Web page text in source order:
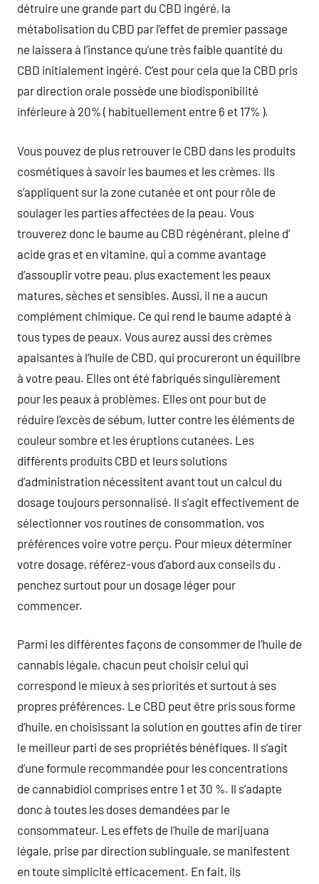
détruire une grande part du CBD ingéré, la
métabolisation du CBD par l’effet de premier passage
ne laissera à l’instance qu’une très faible quantité du
CBD initialement ingéré. C’est pour cela que la CBD pris
par direction orale possède une biodisponibilité
inférieure à 20% ( habituellement entre 6 et 17% ).
Vous pouvez de plus retrouver le CBD dans les produits
cosmétiques à savoir les baumes et les crèmes. Ils
s’appliquent sur la zone cutanée et ont pour rôle de
soulager les parties affectées de la peau. Vous
trouverez donc le baume au CBD régénérant, pleine d’
acide gras et en vitamine, qui a comme avantage
d’assouplir votre peau, plus exactement les peaux
matures, sèches et sensibles. Aussi, il ne a aucun
complément chimique. Ce qui rend le baume adapté à
tous types de peaux. Vous aurez aussi des crèmes
apaisantes à l’huile de CBD, qui procureront un équilibre
à votre peau. Elles ont été fabriqués singulièrement
pour les peaux à problèmes. Elles ont pour but de
réduire l’excès de sébum, lutter contre les éléments de
couleur sombre et les éruptions cutanées. Les
différents produits CBD et leurs solutions
d’administration nécessitent avant tout un calcul du
dosage toujours personnalisé. Il s’agit effectivement de
sélectionner vos routines de consommation, vos
préférences voire votre perçu. Pour mieux déterminer
votre dosage, référez-vous d’abord aux conseils du .
penchez surtout pour un dosage léger pour
commencer.
Parmi les différentes façons de consommer de l’huile de
cannabis légale, chacun peut choisir celui qui
correspond le mieux à ses priorités et surtout à ses
propres préférences. Le CBD peut être pris sous forme
d’huile, en choisissant la solution en gouttes afin de tirer
le meilleur parti de ses propriétés bénéfiques. Il s’agit
d’une formule recommandée pour les concentrations
de cannabidiol comprises entre 1 et 30 %. Il s’adapte
donc à toutes les doses demandées par le
consommateur. Les effets de l’huile de marijuana
légale, prise par direction sublinguale, se manifestent
en toute simplicité efficacement. En fait, ils